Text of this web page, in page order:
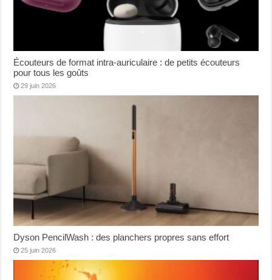
Écouteurs de format intra-auriculaire : de petits écouteurs
pour tous les goûts
29 juin 2026
Dyson PencilWash : des planchers propres sans effort
25 juin 2026